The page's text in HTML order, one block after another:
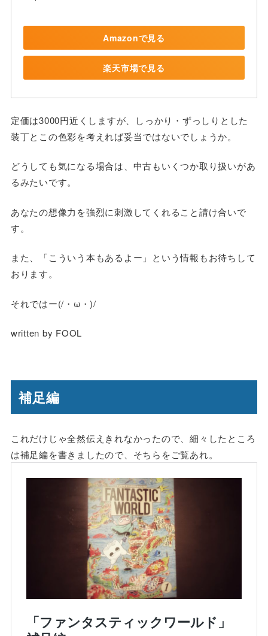
Amazonで見る
楽天市場で見る
定価は3000円近くしますが、しっかり・ずっしりとした
装丁とこの色彩を考えれば妥当ではないでしょうか。
どうしても気になる場合は、中古もいくつか取り扱いがあ
るみたいです。
あなたの想像力を強烈に刺激してくれること請け合いで
す。
また、「こういう本もあるよー」という情報もお待ちして
おります。
それではー(/・ω・)/
written by FOOL
補足編
これだけじゃ全然伝えきれなかったので、細々したところ
は補足編を書きましたので、そちらをご覧あれ。